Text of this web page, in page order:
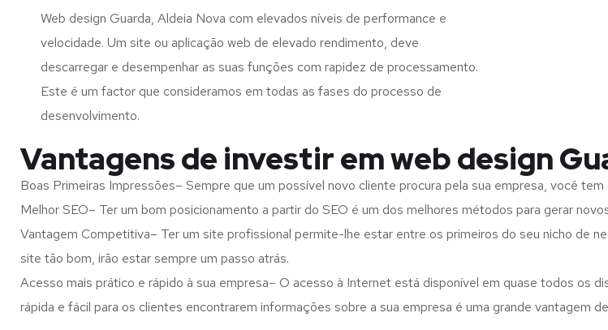
Web design Guarda, Aldeia Nova com elevados níveis de performance e
velocidade. Um site ou aplicação web de elevado rendimento, deve
descarregar e desempenhar as suas funções com rapidez de processamento.
Este é um factor que consideramos em todas as fases do processo de
desenvolvimento.
Vantagens de investir em web design
Boas Primeiras Impressões– Sempre que um possível novo cliente procura pela sua empresa, você tem
Melhor SEO– Ter um bom posicionamento a partir do SEO é um dos melhores métodos para gerar
Vantagem Competitiva– Ter um site profissional permite-lhe estar entre os primeiros do seu nicho de
site tão bom, irão estar sempre um passo atrás.
Acesso mais prático e rápido à sua empresa– O acesso à Internet está disponível em quase todos os
rápida e fácil para os clientes encontrarem informações sobre a sua empresa é uma grande vantagem